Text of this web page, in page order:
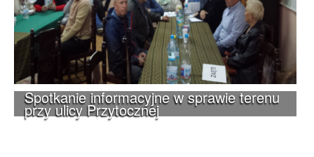
Spotkanie informacyjne w sprawie terenu
przy ulicy Przytocznej